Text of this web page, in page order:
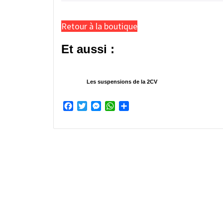
Retour à la boutique
Et aussi :
Les suspensions de la 2CV
FacebookTwitterMessengerWhatsApp